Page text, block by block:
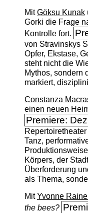
MitGöksu Kunak
Gorki die Frage
Kontrolle fort.
von Stravinskys
Opfer, Ekstase,
steht nicht die
Mythos, sondern
markiert,
Constanza
einen neuen
Premiere:
Tanz,
Körpers, der
Überforderung
als Thema,
MitYvonne
the bees?